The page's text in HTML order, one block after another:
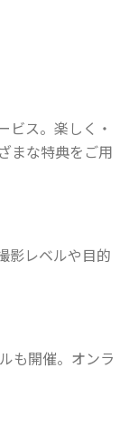
ビス。楽しく・
まな特典をご用
影レベルや目的
も開催。オンラ